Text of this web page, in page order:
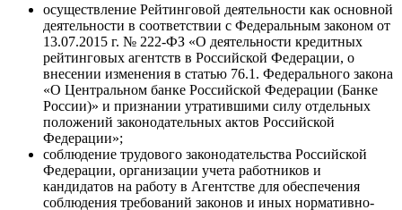
осуществление Рейтинговой деятельности как основной
деятельности в соответствии с Федеральным законом от
13.07.2015 г. № 222-ФЗ «О деятельности кредитных
рейтинговых агентств в Российской Федерации, о
внесении изменения в статью 76.1. Федерального закона
«О Центральном банке Российской Федерации (Банке
России)» и признании утратившими силу отдельных
положений законодательных актов Российской
Федерации»;
соблюдение трудового законодательства Российской
Федерации, организации учета работников и
кандидатов на работу в Агентстве для обеспечения
соблюдения требований законов и иных нормативно-